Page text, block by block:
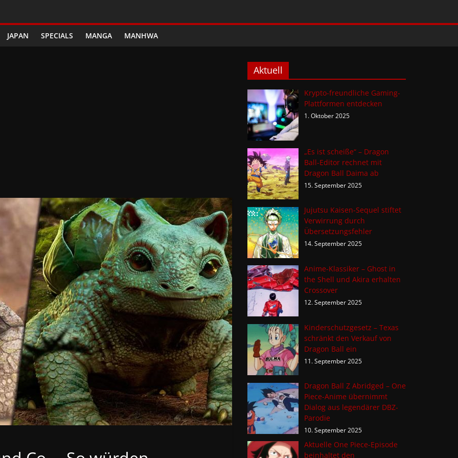
JAPAN SPECIALS MANGA MANHWA
Aktuell
Krypto-freundliche Gaming-
Plattformen entdecken
1. Oktober 2025
„Es ist scheiße“ – Dragon
Ball-Editor rechnet mit
Dragon Ball Daima ab
15. September 2025
Jujutsu Kaisen-Sequel stiftet
Verwirrung durch
Übersetzungsfehler
14. September 2025
Anime-Klassiker – Ghost in
the Shell und Akira erhalten
Crossover
12. September 2025
Kinderschutzgesetz – Texas
schränkt den Verkauf von
Dragon Ball ein
11. September 2025
Dragon Ball Z Abridged – One
Piece-Anime übernimmt
Dialog aus legendärer DBZ-
Parodie
10. September 2025
Aktuelle One Piece-Episode
beinhaltet den